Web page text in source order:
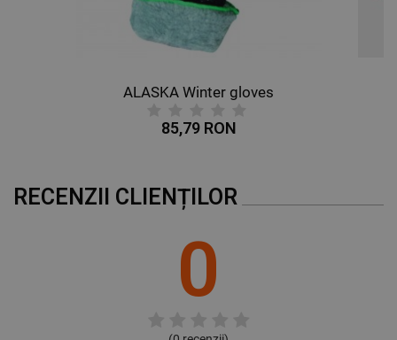
ALASKA Winter gloves
85,79 RON
RECENZII CLIENȚILOR
0